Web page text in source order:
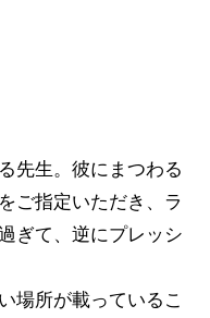
先生。彼にまつわる
ご指定いただき、ラ
ぎて、逆にプレッシ
場所が載っているこ